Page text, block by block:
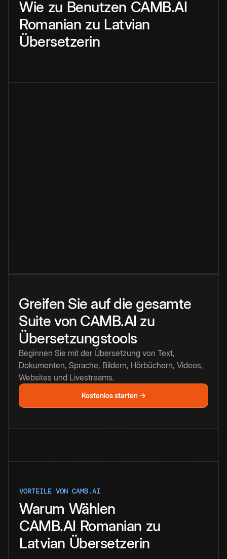
Wie zu Benutzen CAMB.AI
Romanian zu Latvian
Übersetzerin
Greifen Sie auf die gesamte
Suite von CAMB.AI zu
Übersetzungstools
Beginnen Sie mit der Übersetzung von Text,
Dokumenten, Sprache, Bildern, Hörbüchern, Videos,
Websites und Livestreams.
Kostenlos starten →
VORTEILE VON CAMB.AI
Warum Wählen
CAMB.AI Romanian zu
Latvian Übersetzerin